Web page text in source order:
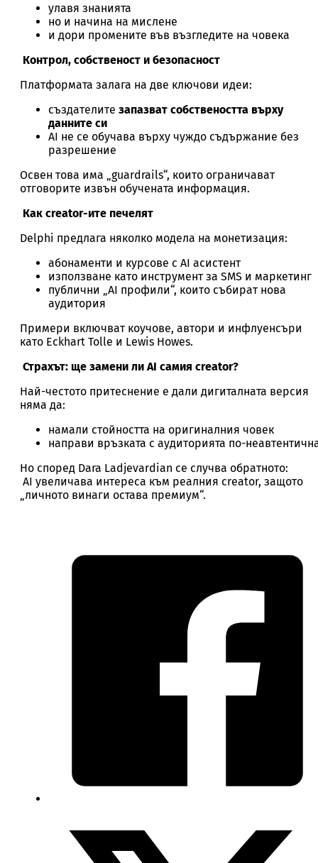
улавя знанията
но и начина на мислене
и дори промените във възгледите на човека
Контрол, собственост и безопасност
Платформата залага на две ключови идеи:
създателите запазват собствеността върху
данните си
AI не се обучава върху чуждо съдържание без
разрешение
Освен това има „guardrails“, които ограничават
отговорите извън обучената информация.
Как creator-ите печелят
Delphi предлага няколко модела на монетизация:
абонаменти и курсове с AI асистент
използване като инструмент за SMS и маркетинг
публични „AI профили“, които събират нова
аудитория
Примери включват коучове, автори и инфлуенсъри
като Eckhart Tolle и Lewis Howes.
Страхът: ще замени ли AI самия creator?
Най-честото притеснение е дали дигиталната версия
няма да:
намали стойността на оригиналния човек
направи връзката с аудиторията по-
Но според Dara Ladjevardian се случва обратното:
AI увеличава интереса към реалния creator, защото
„личното винаги остава премиум“.